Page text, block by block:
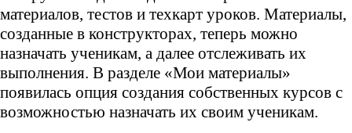
материалов, тестов и техкарт уроков. Материалы,
созданные в конструкторах, теперь можно
назначать ученикам, а далее отслеживать их
выполнения. В разделе «Мои материалы»
появилась опция создания собственных курсов с
возможностью назначать их своим ученикам.